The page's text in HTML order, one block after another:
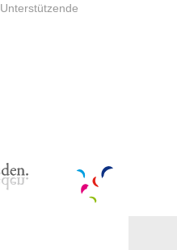
Unterstützende